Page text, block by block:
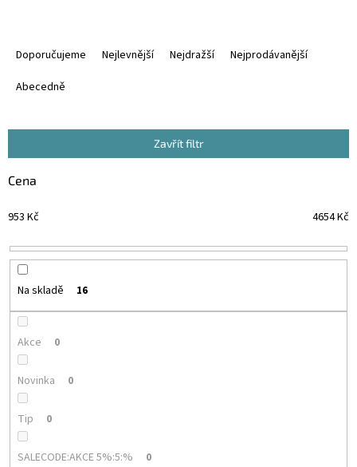
r
o
u
t
ů
Doporučujeme Nejlevnější Nejdražší
Nejprodávanější
Abecedně
Zavřít filtr
Cena
953 Kč 4654Kč
Na skladě 16
Akce 0
Novinka 0
Tip 0
SALECODE:AKCE 5%:5:% 0